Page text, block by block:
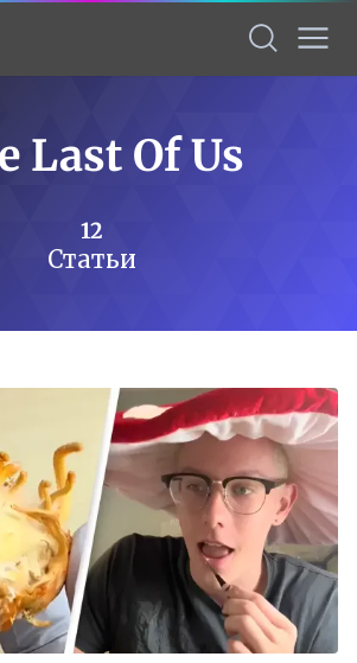
Last Of Us
12
Статьи